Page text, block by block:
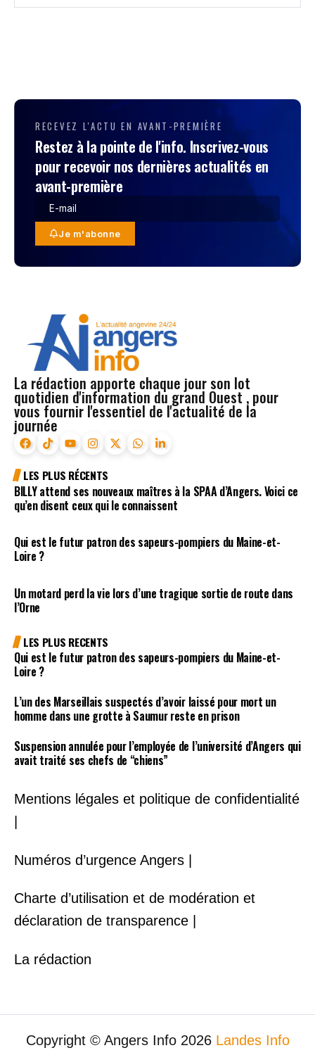
RECEVEZ L'ACTU EN AVANT-PREMIÈRE
Restez à la pointe de l'info. Inscrivez-vous
pour recevoir nos dernières actualités en
avant-première
Je m'abonne
La rédaction apporte chaque jour son lot
quotidien d'information du grand Ouest , pour
vous fournir l'essentiel de l'actualité de la
journée
LES PLUS RÉCENTS
BILLY attend ses nouveaux maîtres à la SPAA d’Angers. Voici ce
qu’en disent ceux qui le connaissent
Qui est le futur patron des sapeurs-pompiers du Maine-et-
Loire ?
Un motard perd la vie lors d’une tragique sortie de route dans
l’Orne
LES PLUS RECENTS
Qui est le futur patron des sapeurs-pompiers du Maine-et-
Loire ?
L’un des Marseillais suspectés d’avoir laissé pour mort un
homme dans une grotte à Saumur reste en prison
Suspension annulée pour l’employée de l’université d’Angers qui
avait traité ses chefs de “chiens”
Mentions légales et politique de confidentialité
Numéros d’urgence Angers |
Charte d’utilisation et de modération et
déclaration de transparence |
La rédaction
Copyright © Angers Info 2026 Landes Info